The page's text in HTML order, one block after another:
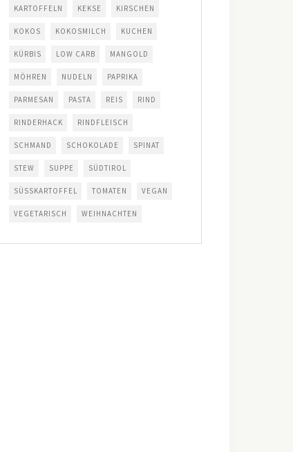
KARTOFFELN KEKSE KIRSCHEN
KOKOS KOKOSMILCH KUCHEN
KÜRBIS LOW CARB MANGOLD
MÖHREN NUDELN PAPRIKA
PARMESAN PASTA REIS RIND
RINDERHACK RINDFLEISCH
SCHMAND SCHOKOLADE SPINAT
STEW SUPPE SÜDTIROL
SÜSSKARTOFFEL TOMATEN VEGAN
VEGETARISCH WEIHNACHTEN